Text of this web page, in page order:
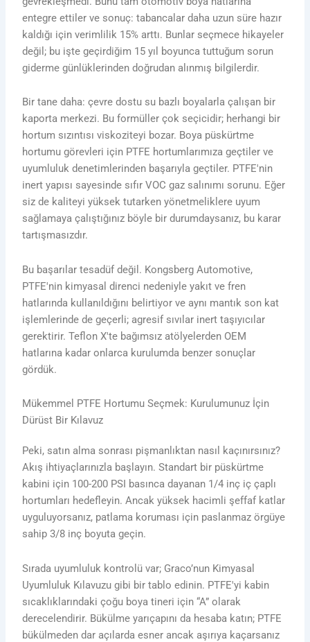
entegre ettiler ve sonuç: tabancalar daha uzun süre hazır
kaldığı için verimlilik 15% arttı. Bunlar seçmece hikayeler
değil; bu işte geçirdiğim 15 yıl boyunca tuttuğum sorun
giderme günlüklerinden doğrudan alınmış bilgilerdir.
Bir tane daha: çevre dostu su bazlı boyalarla çalışan bir
kaporta merkezi. Bu formüller çok seçicidir; herhangi bir
hortum sızıntısı viskoziteyi bozar. Boya püskürtme
hortumu görevleri için PTFE hortumlarımıza geçtiler ve
uyumluluk denetimlerinden başarıyla geçtiler. PTFE'nin
inert yapısı sayesinde sıfır VOC gaz salınımı sorunu. Eğer
siz de kaliteyi yüksek tutarken yönetmeliklere uyum
sağlamaya çalıştığınız böyle bir durumdaysanız, bu karar
tartışmasızdır.
Bu başarılar tesadüf değil. Kongsberg Automotive,
PTFE'nin kimyasal direnci nedeniyle yakıt ve fren
hatlarında kullanıldığını belirtiyor ve aynı mantık son kat
işlemlerinde de geçerli; agresif sıvılar inert taşıyıcılar
gerektirir. Teflon X'te bağımsız atölyelerden OEM
hatlarına kadar onlarca kurulumda benzer sonuçlar
gördük.
Mükemmel PTFE Hortumu Seçmek: Kurulumunuz İçin
Dürüst Bir Kılavuz
Peki, satın alma sonrası pişmanlıktan nasıl kaçınırsınız?
Akış ihtiyaçlarınızla başlayın. Standart bir püskürtme
kabini için 100-200 PSI basınca dayanan 1/4 inç iç çaplı
hortumları hedefleyin. Ancak yüksek hacimli şeffaf katlar
uyguluyorsanız, patlama koruması için paslanmaz örgüye
sahip 3/8 inç boyuta geçin.
Sırada uyumluluk kontrolü var; Graco’nun Kimyasal
Uyumluluk Kılavuzu gibi bir tablo edinin. PTFE'yi kabin
sıcaklıklarındaki çoğu boya tineri için “A” olarak
derecelendirir. Bükülme yarıçapını da hesaba katın; PTFE
bükülmeden dar açılarda esner ancak aşırıya kaçarsanız